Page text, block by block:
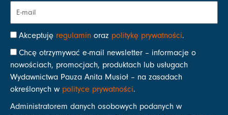
Akceptuję regulamin oraz politykę prywatności.
Chcę otrzymywać e-mail newsletter – informacje o
nowościach, promocjach, produktach lub usługach
Wydawnictwa Pauza Anita Musioł – na zasadach
określonych w polityce prywatności.
Administratorem danych osobowych podanych w